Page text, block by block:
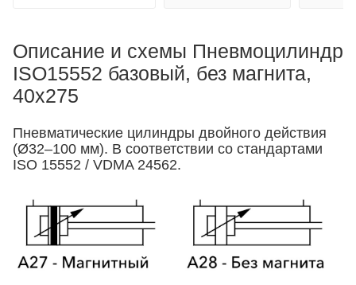
Описание и схемы Пневмоцилиндр
ISO15552 базовый, без магнита,
40x275
Пневматические цилиндры двойного действия
(Ø32–100 мм). В соответствии со стандартами
ISO 15552 / VDMA 24562.